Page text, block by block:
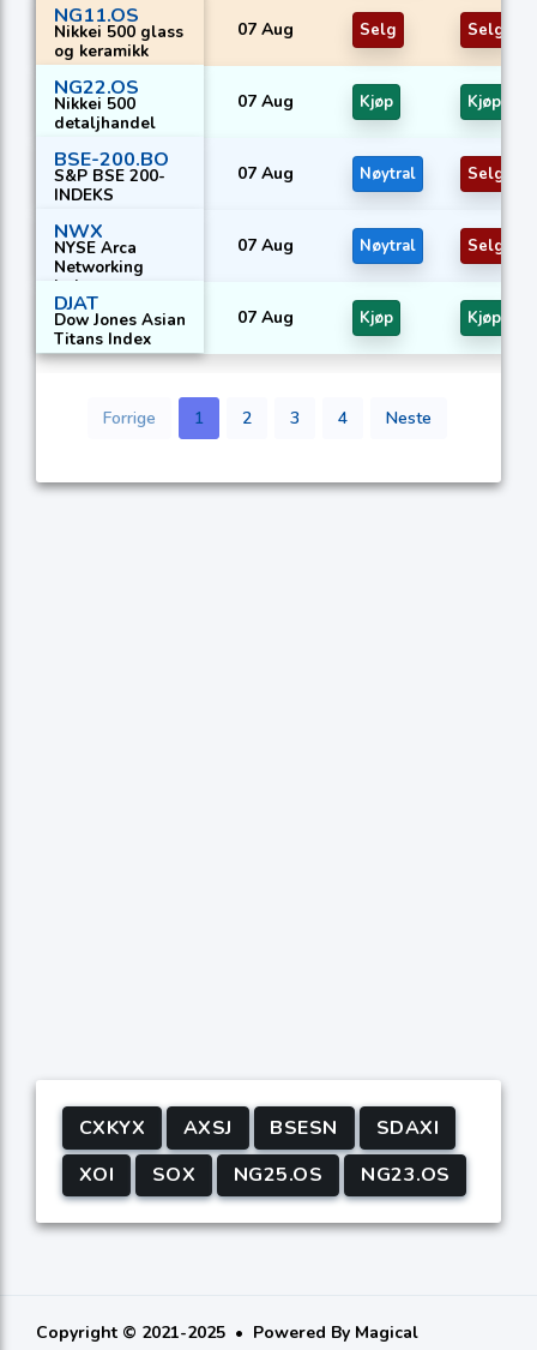
NG11.OS
Nikkei 500 glass
og keramikk
07 Aug Selg Selg
NG22.OS
Nikkei 500
detaljhandel
07 Aug Kjøp Kjøp
BSE-200.BO
S&P BSE 200-
INDEKS
07 Aug Nøytral Selg
NWX
NYSE Arca
Networking
Index
07 Aug Nøytral Selg
DJAT
Dow Jones Asian
Titans Index
07 Aug Kjøp Kjøp
Forrige 1 2 3 4 Neste
CXKYX AXSJ BSESN
SDAXI
XOI
SOX NG25.OS NG23.OS
Copyright © 2021-2025 Powered By Magical